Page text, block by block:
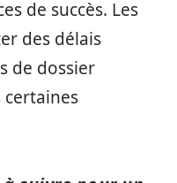
de succès. Les
des délais
de dossier
certaines